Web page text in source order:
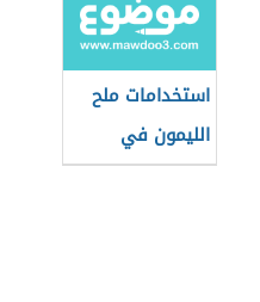
استخدامات ملح
الليمون في
الزراعة